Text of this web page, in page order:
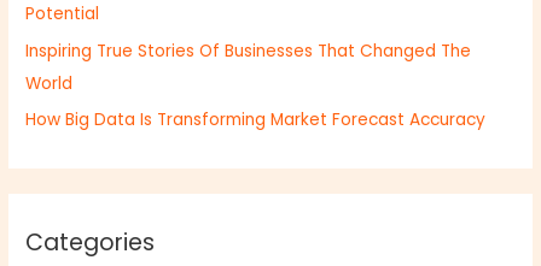
Potential
Inspiring True Stories Of Businesses That Changed The
World
How Big Data Is Transforming Market Forecast Accuracy
Categories